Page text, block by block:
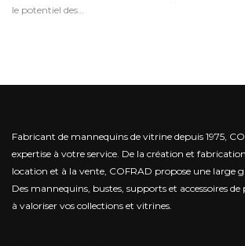
le potentiel des…
Fabricant de mannequins de vitrine depuis 1975,
expertise à votre service. De la création et
location et à la vente, COFRAD propose une large
Des mannequins, bustes, supports et accessoires
à valoriser vos collections et vitrines.